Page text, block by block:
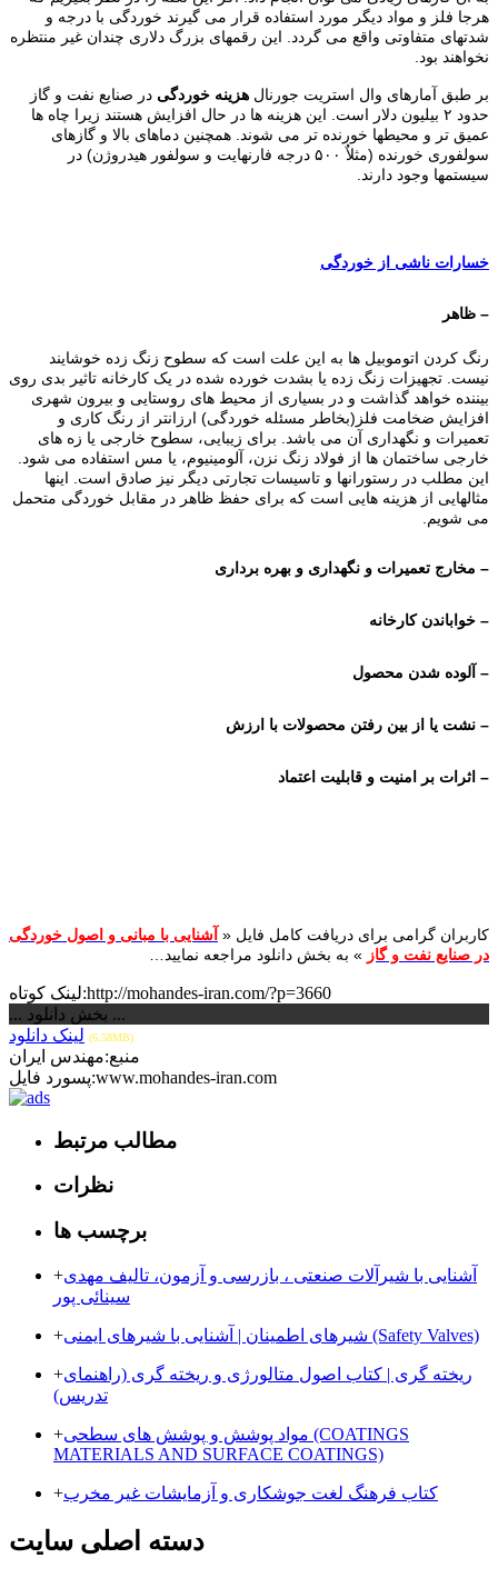
هرجا فلز و مواد دیگر مورد استفاده قرار می گیرند خوردگی با درجه و
شدتهای متفاوتی واقع می گردد. این رقمهای بزرگ دلاری چندان غیر منتظره
نخواهند بود.
بر طبق آمارهای وال استریت جورنال هزینه خوردگی در صنایع نفت و گاز
حدود ۲ بیلیون دلار است. این هزینه ها در حال افزایش هستند زیرا چاه ها
عمیق تر و محیطها خورنده تر می شوند. همچنین دماهای بالا و گازهای
سولفوری خورنده (مثلاٌ ۵۰۰ درجه فارنهایت و سولفور هیدروژن) در
سیستمها وجود دارند.
خسارات ناشی از خوردگی
– ظاهر
رنگ کردن اتوموبیل ها به این علت است که سطوح زنگ زده خوشایند
نیست. تجهیزات زنگ زده یا بشدت خورده شده در یک کارخانه تاثیر بدی روی
بیننده خواهد گذاشت و در بسیاری از محیط های روستایی و بیرون شهری
افزایش ضخامت فلز(بخاطر مسئله خوردگی) ارزانتر از رنگ کاری و
تعمیرات و نگهداری آن می باشد. برای زیبایی، سطوح خارجی یا زه های
خارجی ساختمان ها از فولاد زنگ نزن، آلومینیوم، یا مس استفاده می شود.
این مطلب در رستورانها و تاسیسات تجارتی دیگر نیز صادق است. اینها
مثالهایی از هزینه هایی است که برای حفظ ظاهر در مقابل خوردگی متحمل
می شویم.
– مخارج تعمیرات و نگهداری و بهره برداری
– خواباندن کارخانه
– آلوده شدن محصول
– نشت یا از بین رفتن محصولات با ارزش
– اثرات بر امنیت و قابلیت اعتماد
کاربران گرامی برای دریافت کامل فایل « آشنایی با مبانی و اصول خوردگی
در صنایع نفت و گاز » به بخش دانلود مراجعه نمایید…
لینک کوتاه:http://mohandes-iran.com/?p=3660
... بخش دانلود ...
لینک دانلود
(6.58MB)
منبع:مهندس ایران
پسورد فایل:www.mohandes-iran.com
مطالب مرتبط
نظرات
برچسب ها
+آشنایی با شیرآلات صنعتی ، بازرسی و آزمون، تالیف مهدی
سینائی پور
+ شیرهای اطمینان |‌ آشنایی با شیرهای ایمنی (Safety Valves)
+ریخته گری | کتاب اصول متالورژی و ریخته گری (راهنمای
تدریس)
+مواد پوشش و پوشش های سطحی (COATINGS
MATERIALS AND SURFACE COATINGS)
+کتاب فرهنگ لغت جوشکاری و آزمایشات غیر مخرب
دسته اصلی سایت